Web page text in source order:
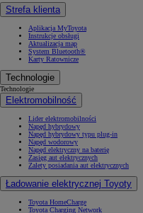
Strefa klienta
Aplikacja MyToyota
Instrukcje obsługi
Aktualizacja map
System Bluetooth®
Karty Ratownicze
Technologie
Technologie
Elektromobilność
Lider elektromobilności
Napęd hybrydowy
Napęd hybrydowy typu plug-in
Napęd wodorowy
Napęd elektryczny na baterię
Zasięg aut elektrycznych
Zalety posiadania aut elektrycznych
Ładowanie elektrycznej Toyoty
Toyota HomeCharge
Toyota Charging Network